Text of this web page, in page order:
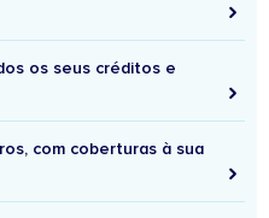
os seus créditos e
com coberturas à sua